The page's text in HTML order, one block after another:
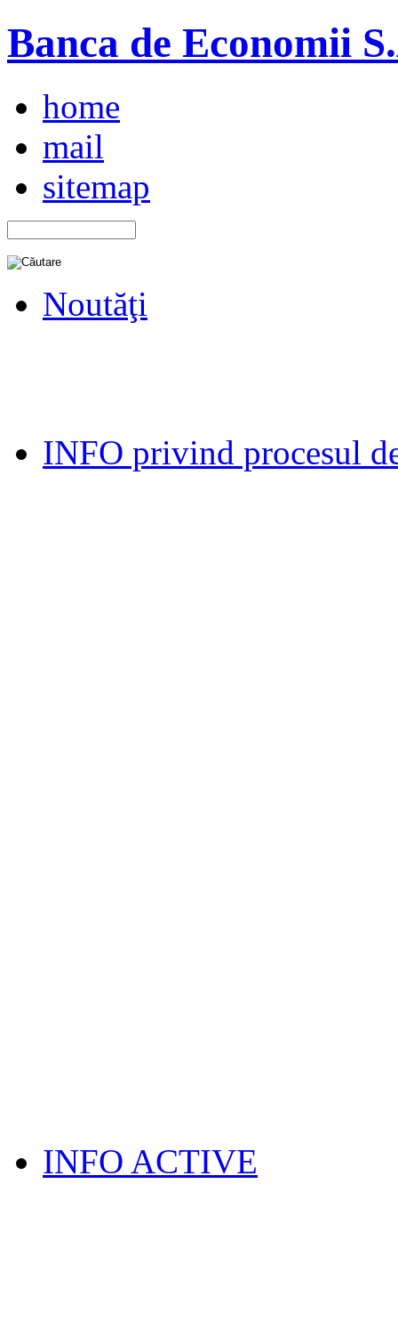
Banca de Economii
home
mail
sitemap
Noutăţi
INFO privind procesul
INFO ACTIVE